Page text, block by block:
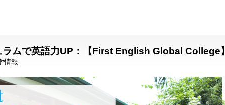
ラムで英語力UP：【First English Global College】
情報